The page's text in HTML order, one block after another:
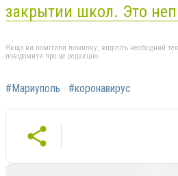
закрытии школ. Это
Якщо ви помітили помилку, виділіть необхідний
повідомити про це редакцію
#Мариуполь #коронавирус